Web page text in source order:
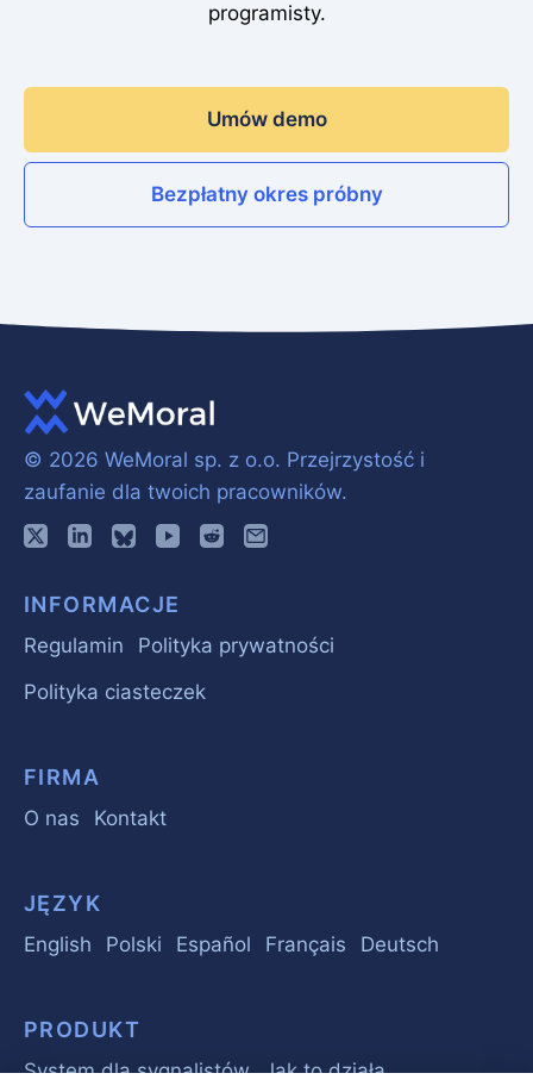
programisty.
Umów demo
Bezpłatny okres próbny
© 2026 WeMoral sp. z o.o. Przejrzystość i
zaufanie dla twoich pracowników.
INFORMACJE
Regulamin
Polityka prywatności
Polityka ciasteczek
FIRMA
O nas Kontakt
JĘZYK
English Polski Español Français Deutsch
PRODUKT
System dla sygnalistów Jak to działa